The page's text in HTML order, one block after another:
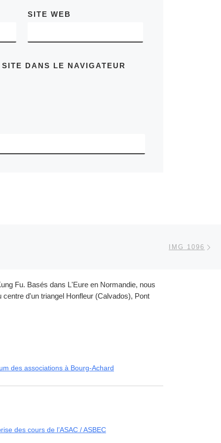
SITE WEB
DANS LE NAVIGATEUR
IMG 1096
Fu. Basés dans L'Eure en Normandie, nous
d'un triangel Honfleur (Calvados), Pont
des associations à Bourg-Achard
des cours de l’ASAC / ASBEC